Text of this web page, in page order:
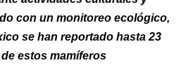
con un monitoreo ecológico,
se han reportado hasta 23
estos mamíferos